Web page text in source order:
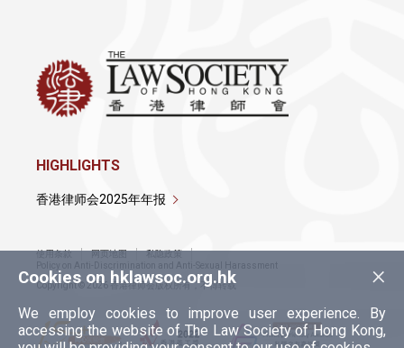
×
Cookies on hklawsoc.org.hk
We employ cookies to improve user experience. By
accessing the website of The Law Society of Hong Kong,
HIGHLIGHTS
香港律师会2025年年报
使用条款 网页地图
私隐政策
Policy on Anti-Discrimination and Anti-Sexual Harassment
Copyright © 2026 香港律师会版权所有，不得转载